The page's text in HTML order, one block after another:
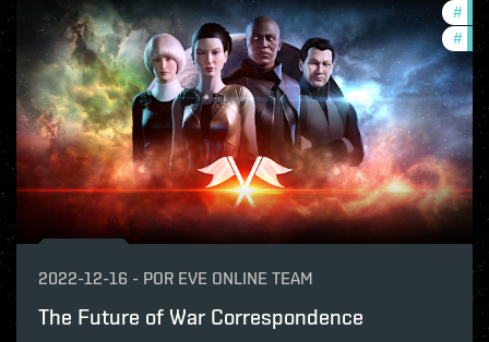
#
#
2022-12-16 - POR EVE ONLINE TEAM
The Future of War Correspondence